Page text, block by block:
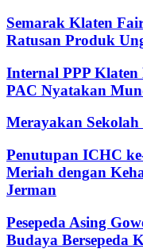
Semarak Klaten
Ratusan Produk
Internal PPP Klaten
PAC Nyatakan
Merayakan
Penutupan ICHC
Meriah dengan
Jerman
Pesepeda Asing
Budaya Bersepeda